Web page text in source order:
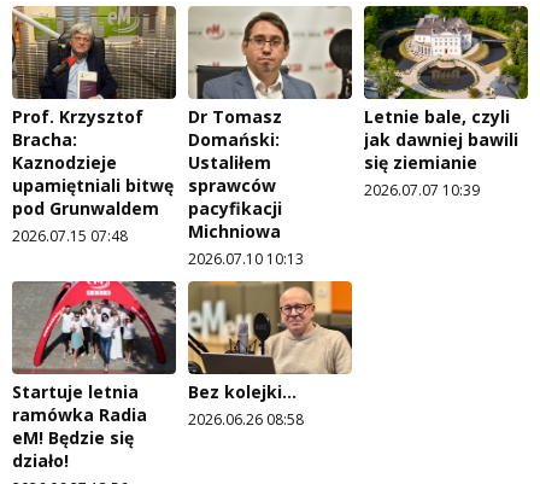
Prof. Krzysztof
Bracha:
Kaznodzieje
upamiętniali bitwę
pod Grunwaldem
2026.07.15 07:48
Dr Tomasz
Domański:
Ustaliłem
sprawców
pacyfikacji
Michniowa
2026.07.10 10:13
Letnie bale, czyli
jak dawniej bawili
się ziemianie
2026.07.07 10:39
Startuje letnia
ramówka Radia
eM! Będzie się
działo!
Bez kolejki...
2026.06.26 08:58